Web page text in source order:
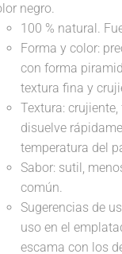
negro.
100 % natural.
Forma y color:
con forma
textura fina y
Textura:
disuelve
temperatura del
Sabor: sutil,
común.
Sugerencias de
uso en el
escama con los